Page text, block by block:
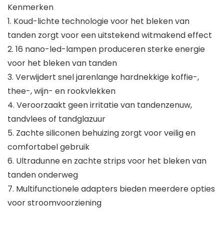
Kenmerken
1. Koud-lichte technologie voor het bleken van
tanden zorgt voor een uitstekend witmakend effect
2. 16 nano-led-lampen produceren sterke energie
voor het bleken van tanden
3. Verwijdert snel jarenlange hardnekkige koffie-,
thee-, wijn- en rookvlekken
4. Veroorzaakt geen irritatie van tandenzenuw,
tandvlees of tandglazuur
5. Zachte siliconen behuizing zorgt voor veilig en
comfortabel gebruik
6. Ultradunne en zachte strips voor het bleken van
tanden onderweg
7. Multifunctionele adapters bieden meerdere opties
voor stroomvoorziening